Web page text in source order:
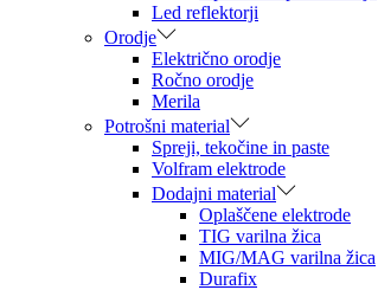
Led reflektorji
Orodje
Električno orodje
Ročno orodje
Merila
Potrošni material
Spreji, tekočine in paste
Volfram elektrode
Dodajni material
Oplaščene elektrode
TIG varilna žica
MIG/MAG varilna žica
Durafix